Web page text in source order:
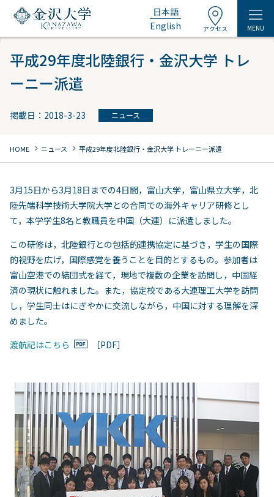
日本語
English
アクセス MENU
平成29年度北陸銀行・金沢大学 トレ
ーニー派遣
掲載日：2018-3-23 ニュース
HOME chevron_right ニュース chevron_right 平成29年度北陸銀行・金沢大学 トレーニー派遣
3月15日から3月18日までの4日間，富山大学，富山県立大学，北
陸先端科学技術大学院大学との合同での海外キャリア研修とし
て，本学学生8名と教職員を中国（大連）に派遣しました。
この研修は，北陸銀行との包括的連携協定に基づき，学生の国際
的視野を広げ，国際感覚を養うことを目的とするもの。参加者は
富山空港での結団式を経て，現地で複数の企業を訪問し，中国経
済の現状に触れました。また，協定校である大連理工大学を訪問
し，学生同士はにぎやかに交流しながら，中国に対する理解を深
めました。
渡航記はこちら
［PDF］